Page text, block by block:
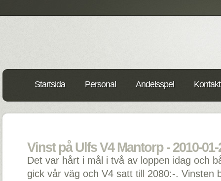
Startsida Personal Andelsspel
Vinst på Ulfs V4 Mantorp - 2010-01-
Det var hårt i mål i två av loppen idag och
gick vår väg och V4 satt till 2080:-. Vinsten